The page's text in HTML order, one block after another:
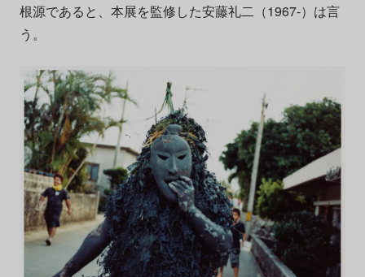
根源であると、本展を監修した安藤礼二（1967-）は言
う。